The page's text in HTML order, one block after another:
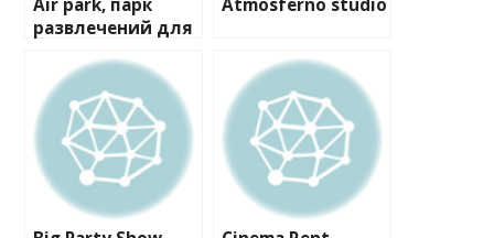
Air park, парк
развлечений для
Atmosferno studio